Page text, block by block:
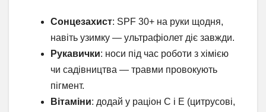
Сонцезахист: SPF 30+ на руки щодня,
навіть узимку — ультрафіолет діє завжди.
Рукавички: носи під час роботи з хімією
чи садівництва — травми провокують
пігмент.
Вітаміни: додай у раціон С і Е (цитрусові,